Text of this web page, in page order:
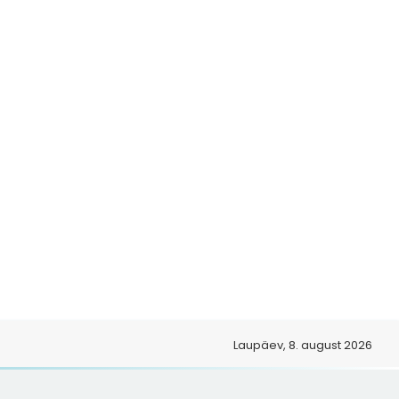
Laupäev, 8. august 2026